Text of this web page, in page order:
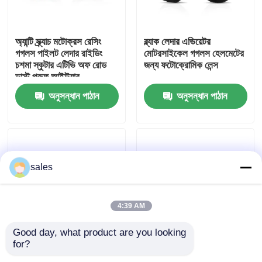
কারখানা ভ্রমণ
যোগাযোগ করুন
খবর
উদ্ধৃতির জন্য আবেদন
অ্যান্টি স্ক্র্যাচ মটোক্রস রেসিং
গগলস পাইলট লেদার রাইডিং
চশমা স্কুটার এটিভি অফ রোড
ডাস্ট প্রুফ আইউয়ার
অনুসন্ধান পাঠান
ব্ল্যাক লেদার এভিয়েটর
মোটরসাইকেল গগলস হেলমেটের
জন্য ফটোক্রোমিক লেন্স
অনুসন্ধান পাঠান
অ্যান্টি - স্ক্র্যাচ মোটোক্রস রেসিং
sales
4:39 AM
Good day, what product are you looking
for?